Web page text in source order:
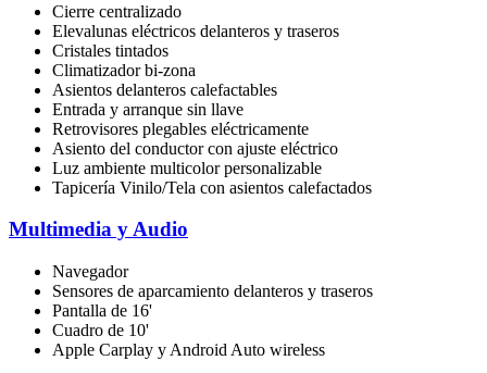
Cierre centralizado
Elevalunas eléctricos delanteros y traseros
Cristales tintados
Climatizador bi-zona
Asientos delanteros calefactables
Entrada y arranque sin llave
Retrovisores plegables eléctricamente
Asiento del conductor con ajuste eléctrico
Luz ambiente multicolor personalizable
Tapicería Vinilo/Tela con asientos calefactados
Multimedia y Audio
Navegador
Sensores de aparcamiento delanteros y traseros
Pantalla de 16'
Cuadro de 10'
Apple Carplay y Android Auto wireless